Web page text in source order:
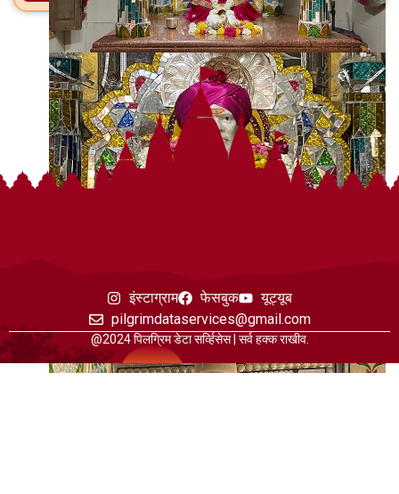
इंस्टाग्राम फेसबुक
यूट्यूब
pilgrimdataservices@gmail.com
@2024 पिलग्रिम डेटा सर्व्हिसेस | सर्व हक्क राखीव.